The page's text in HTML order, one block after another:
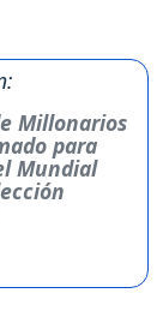
Millonarios
para
Mundial